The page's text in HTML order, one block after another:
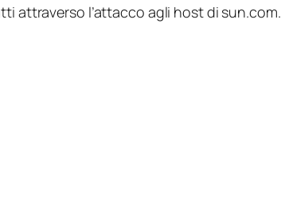
attraverso l’attacco agli host di sun.com.